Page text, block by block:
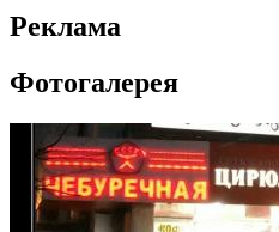
Реклама
Фотогалерея